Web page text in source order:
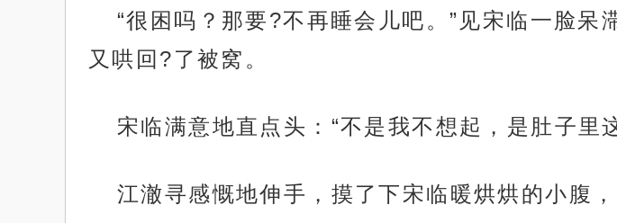
“很困吗？那要?不再睡会儿吧。”见宋临一脸
又哄回?了被窝。
宋临满意地直点头：“不是我不想起，是肚子里
江澈寻感慨地伸手，摸了下宋临暖烘烘的小腹